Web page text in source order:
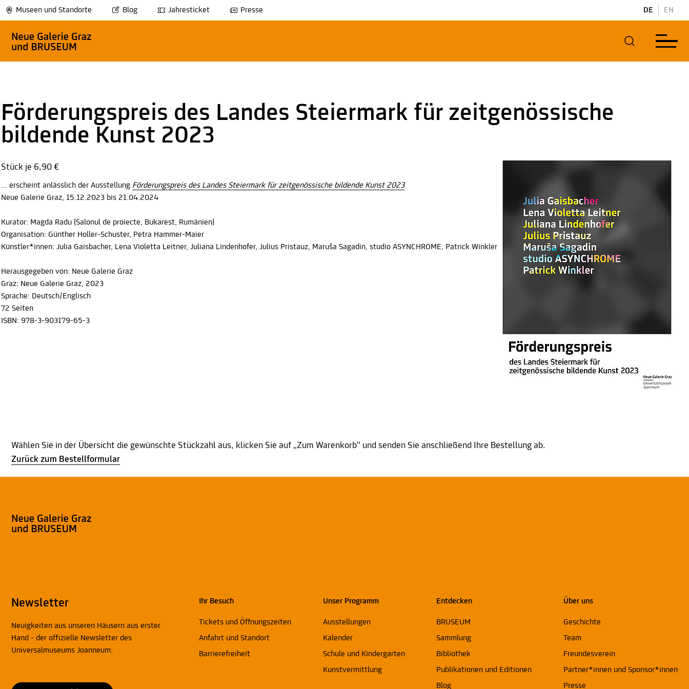
Museen und Standorte Blog Jahresticket Presse DE EN
Förderungspreis des Landes Steiermark für zeitgenössische
bildende Kunst 2023
Stück je 6,90 €
... erscheint anlässlich der Ausstellung Förderungspreis des Landes Steiermark für zeitgenössische bildende Kunst 2023
Neue Galerie Graz, 15.12.2023 bis 21.04.2024
Kurator: Magda Radu (Salonul de proiecte, Bukarest, Rumänien)
Organisation: Günther Holler-Schuster, Petra Hammer-Maier
Künstler*innen: Julia Gaisbacher, Lena Violetta Leitner, Juliana Lindenhofer, Julius Pristauz, Maruša Sagadin, studio ASYNCHROME, Patrick Winkler
Herausgegeben von: Neue Galerie Graz
Graz: Neue Galerie Graz, 2023
Sprache: Deutsch/Englisch
72 Seiten
ISBN: 978-3-903179-65-3
Wählen Sie in der Übersicht die gewünschte Stückzahl aus, klicken Sie auf „Zum Warenkorb“ und senden Sie anschließend Ihre Bestellung ab.
Zurück zum Bestellformular
Newsletter
Neuigkeiten aus unseren Häusern aus erster
Hand - der offizielle Newsletter des
Universalmuseums Joanneum:
Ihr Besuch
Tickets und Öffnungszeiten
Anfahrt und Standort
Barrierefreiheit
Unser Programm
Ausstellungen
Kalender
Schule und Kindergarten
Kunstvermittlung
Entdecken
BRUSEUM
Sammlung
Bibliothek
Publikationen und Editionen
Blog
Über uns
Geschichte
Team
Freundesverein
Partner*innen und Sponsor*innen
Presse